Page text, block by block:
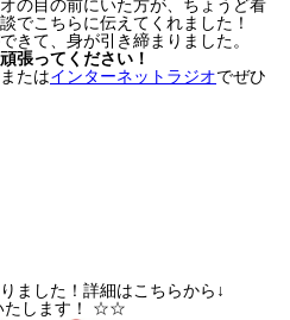
の目の前にいた方が、ちょうど看
でこちらに伝えてくれました！
きて、身が引き締まりました。
張ってください！
たはインターネットラジオでぜひ
ました！詳細はこちらから↓
たします！ ☆☆